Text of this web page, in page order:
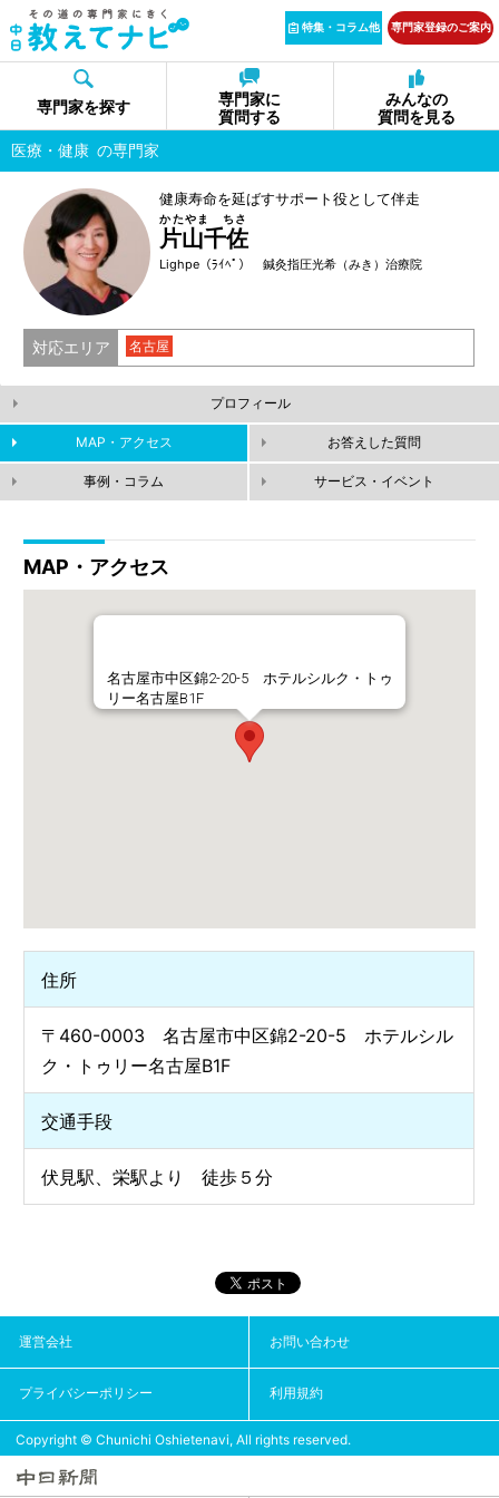
特集・コラム他 専門家登録のご案内
専門家を探す
専門家に
質問する
みんなの
質問を見る
医療・健康 の専門家
健康寿命を延ばすサポート役として伴走
片山千佐
かたやま ちさ
Lighpe（ﾗｲﾍﾟ） 鍼灸指圧光希（みき）治療院
対応エリア 名古屋
プロフィール
MAP・アクセス お答えした質問
事例・コラム サービス・イベント
MAP・アクセス
名古屋市中区錦2-20-5 ホテルシルク・トゥ
リー名古屋B1F
住所
〒460-0003 名古屋市中区錦2-20-5 ホテルシル
ク・トゥリー名古屋B1F
交通手段
伏見駅、栄駅より 徒歩５分
運営会社 お問い合わせ
プライバシーポリシー 利用規約
Copyright © Chunichi Oshietenavi, All rights reserved.